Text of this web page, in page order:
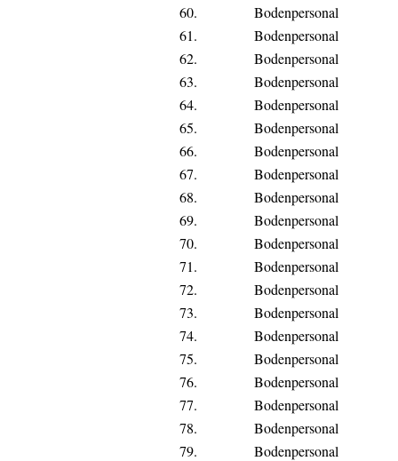
60.
Bodenpersonal
61.
Bodenpersonal
62.
Bodenpersonal
63.
Bodenpersonal
64.
Bodenpersonal
65.
Bodenpersonal
66.
Bodenpersonal
67.
Bodenpersonal
68.
Bodenpersonal
69.
Bodenpersonal
70.
Bodenpersonal
71.
Bodenpersonal
72.
Bodenpersonal
73.
Bodenpersonal
74.
Bodenpersonal
75.
Bodenpersonal
76.
Bodenpersonal
77.
Bodenpersonal
78.
Bodenpersonal
79.
Bodenpersonal